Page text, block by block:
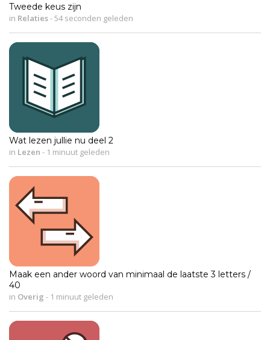
Tweede keus zijn
in Relaties-54 seconden geleden
Wat lezen jullie nu deel 2
in Lezen - 1 minuut geleden
Maak een ander woord van minimaal de laatste 3 letters /
40
in Overig - 1 minuut geleden